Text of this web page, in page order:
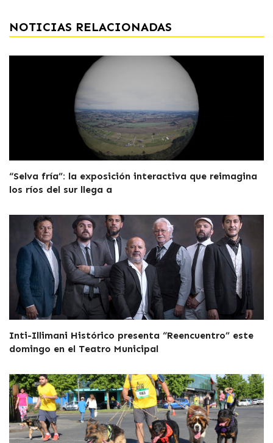
NOTICIAS RELACIONADAS
“Selva fría”: la exposición interactiva que reimagina
los ríos del sur llega a
Inti-Illimani Histórico presenta “Reencuentro” este
domingo en el Teatro Municipal